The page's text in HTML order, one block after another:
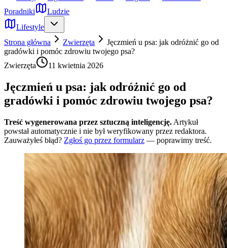
Poradniki
Ludzie
Lifestyle
Strona główna
Zwierzęta
Jęczmień u psa: jak odróżnić go od
gradówki i pomóc zdrowiu twojego psa?
Zwierzęta
11 kwietnia 2026
Jęczmień u psa: jak odróżnić go od
gradówki i pomóc zdrowiu twojego psa?
Treść wygenerowana przez sztuczną inteligencję. Artykuł
powstał automatycznie i nie był weryfikowany przez redaktora.
Zauważyłeś błąd? Zgłoś go przez formularz — poprawimy treść.